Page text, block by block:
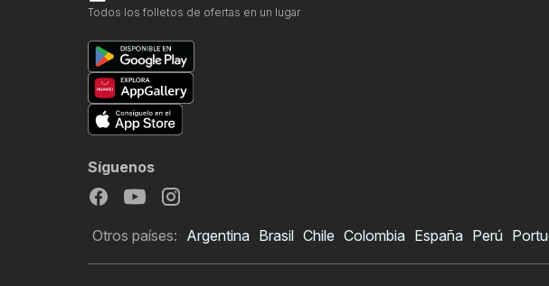
Todos los folletos de ofertas en un lugar
Síguenos
Otros países: Argentina Brasil Chile Colombia España Perú